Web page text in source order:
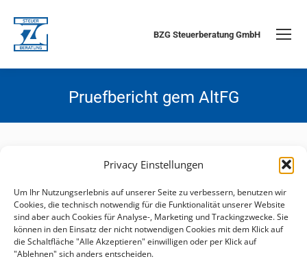
Privacy Einstellungen
Um Ihr Nutzungserlebnis auf unserer Seite zu verbessern, benutzen wir
Cookies, die technisch notwendig für die Funktionalität unserer Website
sind aber auch Cookies für Analyse-, Marketing und Trackingzwecke. Sie
können in den Einsatz der nicht notwendigen Cookies mit dem Klick auf
die Schaltfläche "Alle Akzeptieren" einwilligen oder per Klick auf
"Ablehnen" sich anders entscheiden.
BZG Steuerberatung GmbH
Pruefbericht gem AltFG
© BZG Steuerberatung GmbH - Wienerstraße 113a, 3571 Gars am Kamp